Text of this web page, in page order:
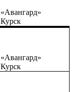
«Авангард»
Курск
«Авангард»
Курск